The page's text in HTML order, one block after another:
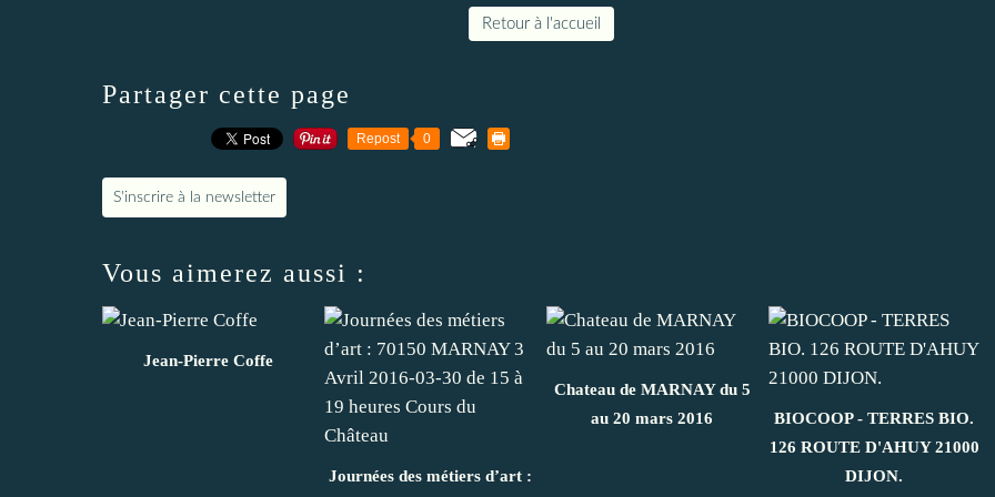
Retour à l'accueil
Partager cette page
Repost 0
S'inscrire à la newsletter
Vous aimerez aussi :
Jean-Pierre Coffe
Journées des métiers d’art :
Chateau de MARNAY du 5
au 20 mars 2016
BIOCOOP - TERRES BIO.
126 ROUTE D'AHUY 21000
DIJON.